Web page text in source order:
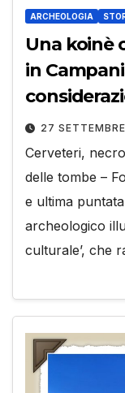
ARCHEOLOGIA
Una koinè
in
27
Cerveteri,
delle tombe –
e ultima
archeologico
culturale’, che